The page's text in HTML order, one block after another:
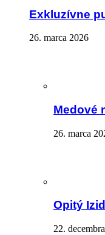
Exkluzívne
26. marca 2026
Medové
26. marca
Opitý
22.